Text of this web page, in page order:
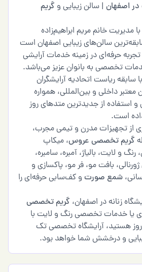
اصفهان | سالن زیبایی و گریم
خانم مریم ابراهیم‌زاده
سالن‌های زیبایی اصفهان است
از ۳۶ سال تجربه حرفه‌ای در زمینه خدمات آرایشی
خدمات تخصصی به بانوان عزیز می‌باشد.
ریاست اتحادیه آرایشگران
داخلی و بین‌المللی، همواره
استفاده از جدیدترین متدهای روز
داده است.
از تجهیزات مدرن و تیمی مجرب،
گریم تخصصی عروس، میکاپ
و لایت، بالیاژ، آمبره، سامبره،
بافت مو، فر مو، پاکسازی و
شمع صورت و کف‌سابی حرفه‌ای را
زنانه در اصفهان، گریم تخصصی
یا خدمات تخصصی رنگ و لایت با
هستید، آرایشگاه تخصصی تک
و درخشش شما خواهد بود.